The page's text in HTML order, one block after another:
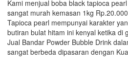
Kami menjual boba black tapioca
sangat murah kemasan 1kg
Tapioca pearl mempunyai karakter
butiran bulat hitam ini kenyal ketika di
Jual Bandar Powder Bubble Drink
sangat berbeda dipasaran dengan